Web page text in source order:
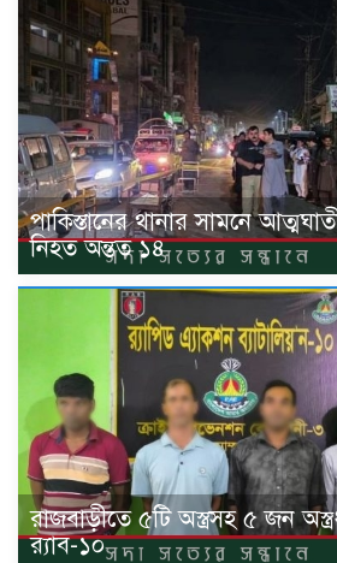
পাকিস্তানের থানার সামনে
নিহত অন্তত ১৪
রাজবাড়ীতে ৫টি অস্ত্রসহ ৫ জন
র‍্যাব-১০